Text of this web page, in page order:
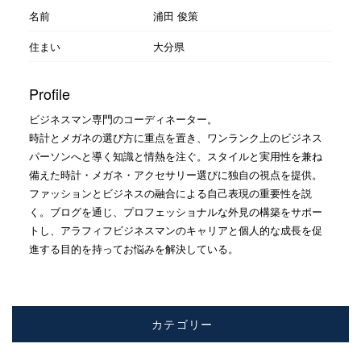
名前
浦田 俊策
住まい
大分県
Profile
ビジネスマン専門のコーディネーター。
時計とメガネの選び方に重点を置き、ワンランク上のビジネス
パーソンへと導く知識と情熱を注ぐ。スタイルと実用性を兼ね
備えた時計・メガネ・アクセサリー選びに独自の視点を提供。
ファッションとビジネスの融合による自己表現の重要性を説
く。ブログを通じ、プロフェッショナルな外見の構築をサポー
トし、アラフィフビジネスマンのキャリアと個人的な成長を促
進する目的を持ってお悩みを解決している。
カテゴリー